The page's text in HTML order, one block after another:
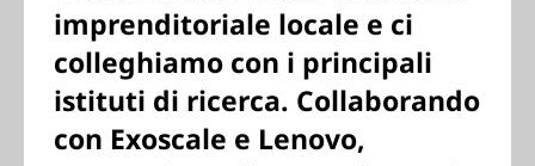
imprenditoriale locale e ci
colleghiamo con i principali
istituti di ricerca. Collaborando
con Exoscale e Lenovo,